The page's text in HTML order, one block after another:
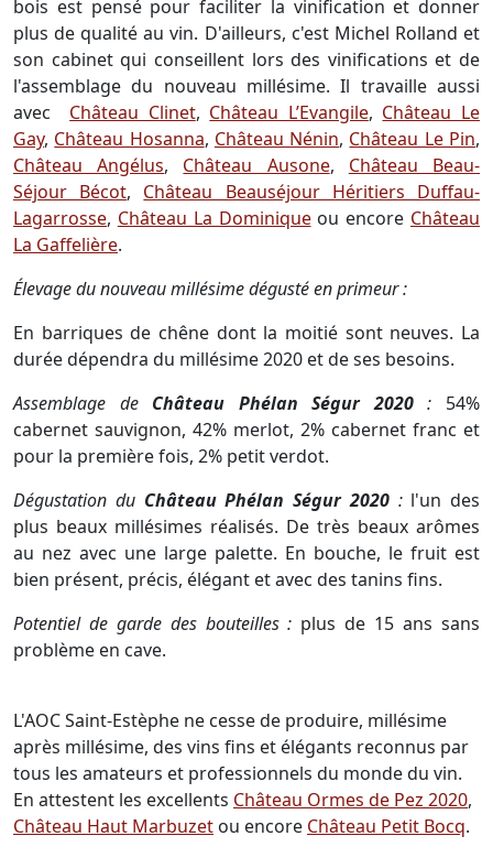
bois est pensé pour faciliter la vinification et donner
plus de qualité au vin. D'ailleurs, c'est Michel Rolland et
son cabinet qui conseillent lors des vinifications et de
l'assemblage du nouveau millésime. Il travaille aussi
avec
Château Clinet, Château L’Evangile, Château Le
Gay, Château Hosanna, Château Nénin, Château Le Pin,
Château Angélus, Château Ausone, Château Beau-
Séjour Bécot, Château Beauséjour Héritiers Duffau-
Lagarrosse, Château La Dominiqueou encore Château
La Gaffelière.
Élevage du nouveau millésime dégusté en primeur :
En barriques de chêne dont la moitié sont neuves. La
durée dépendra du millésime 2020 et de ses besoins.
Assemblage de Château Phélan Ségur 2020: 54%
cabernet sauvignon, 42% merlot, 2% cabernet franc et
pour la première fois, 2% petit verdot.
Dégustation du Château Phélan Ségur 2020: l'un des
plus beaux millésimes réalisés. De très beaux arômes
au nez avec une large palette. En bouche, le fruit est
bien présent, précis, élégant et avec des tanins fins.
Potentiel de garde des bouteilles : plus de 15 ans sans
problème en cave.
L'AOC Saint-Estèphe ne cesse de produire, millésime
après millésime, des vins fins et élégants reconnus par
tous les amateurs et professionnels du monde du vin.
En attestent les excellents Château Ormes de Pez 2020,
Château Haut Marbuzet ou encore Château Petit Bocq.